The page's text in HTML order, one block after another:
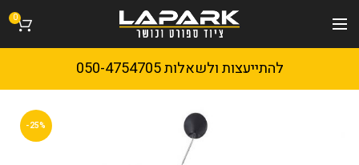
0
להתייעצות ולשאלות 050-4754705
-25%